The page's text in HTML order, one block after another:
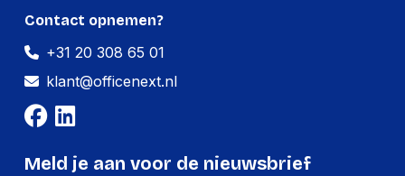
Contact opnemen?
+31 20 308 65 01
klant@officenext.nl
Meld je aan voor de nieuwsbrief